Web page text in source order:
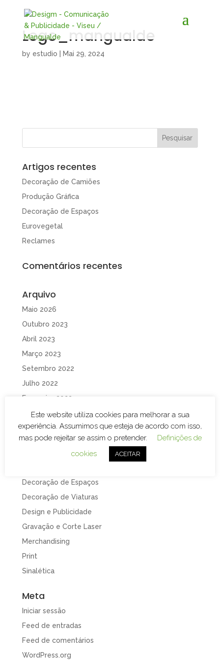
Logo_mangualde
by estudio Mai 29, 2024
Artigos recentes
Decoração de Camiões
Produção Gráfica
Decoração de Espaços
Eurovegetal
Reclames
Comentários recentes
Arquivo
Maio 2026
Outubro 2023
Abril 2023
Março 2023
Setembro 2022
Julho 2022
Fevereiro 2022
Fevereiro 2020
Janeiro 2020
Categorias
Decoração de Espaços
Decoração de Viaturas
Design e Publicidade
Gravação e Corte Laser
Merchandising
Print
Sinalética
Meta
Iniciar sessão
Feed de entradas
Feed de comentários
WordPress.org
Este website utiliza cookies para melhorar a sua
experiência. Assumimos que esteja de acordo com isso,
mas pode rejeitar se assim o pretender.
Definições de
cookies
ACEITAR